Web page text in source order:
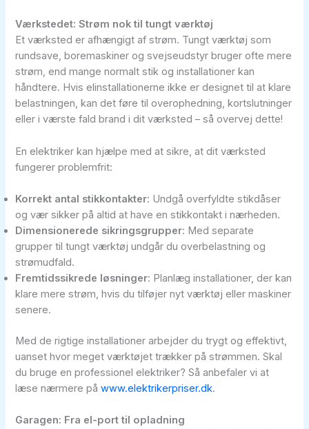
Værkstedet: Strøm nok til tungt værktøj
Et værksted er afhængigt af strøm. Tungt værktøj som
rundsave, boremaskiner og svejseudstyr bruger ofte mere
strøm, end mange normalt stik og installationer kan
håndtere. Hvis elinstallationerne ikke er designet til at klare
belastningen, kan det føre til overophedning, kortslutninger
eller i værste fald brand i dit værksted – så overvej dette!
En elektriker kan hjælpe med at sikre, at dit værksted
fungerer problemfrit:
Korrekt antal stikkontakter: Undgå overfyldte stikdåser
og vær sikker på altid at have en stikkontakt i nærheden.
Dimensionerede sikringsgrupper: Med separate
grupper til tungt værktøj undgår du overbelastning og
strømudfald.
Fremtidssikrede løsninger: Planlæg installationer, der kan
klare mere strøm, hvis du tilføjer nyt værktøj eller maskiner
senere.
Med de rigtige installationer arbejder du trygt og effektivt,
uanset hvor meget værktøjet trækker på strømmen. Skal
du bruge en professionel elektriker? Så anbefaler vi at
læse nærmere påwww.elektrikerpriser.dk.
Garagen: Fra el-port til opladning